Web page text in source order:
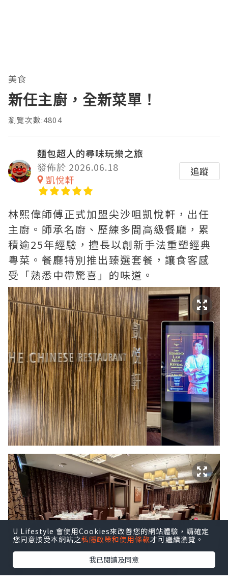
美食
新任主廚，全新菜單！
瀏覽次數:4804
麵包超人的尋味玩樂之旅
發佈於 2026.06.18
凱悅軒
追蹤
林熙偉師傅正式加盟尖沙咀凱悅軒，出任
主廚。師承名廚、歷練多間高級餐廳，累
積逾25年經驗，擅長以創新手法重塑經典
粵菜。餐廳特別推出臻選套餐，讓食客感
受「熟悉中帶驚喜」的味道。
U Lifestyle 會使用Cookies來改善您的網站體驗，請確定
您同意接受本網站之私隱政策和使用條款才可繼續瀏覽。
我已閱讀及同意